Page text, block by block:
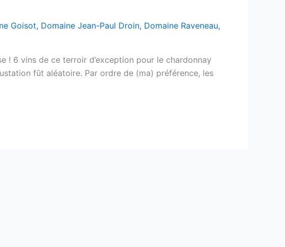
Goisot, Domaine Jean-Paul Droin, Domaine Raveneau,
! 6 vins de ce terroir d’exception pour le chardonnay
fût aléatoire. Par ordre de (ma) préférence, les